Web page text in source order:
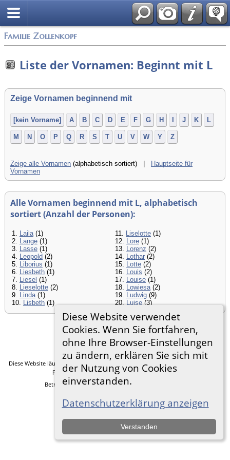
Familie Zollenkopf
Diese Website verwendet
Cookies. Wenn Sie fortfahren,
ohne Ihre Browser-Einstellungen
zu ändern, erklären Sie sich mit
der Nutzung von Cookies
einverstanden.
Datenschutzerklärung anzeigen
Verstanden
Liste der Vornamen: Beginnt mit L
Zeige Vornamen beginnend mit
[kein Vorname] A B C D E F G H I J K L
M N O P Q R S T U V W Y Z
Zeige alle Vornamen (alphabetisch sortiert) |
Hauptseite für
Vornamen
Alle Vornamen beginnend mit L, alphabetisch
sortiert (Anzahl der Personen):
1. Laila(1)
2. Lange (1)
3. Lasse (1)
4. Leopold (2)
5. Liborius (1)
6. Liesbeth (1)
7. Liesel (1)
8. Lieselotte (2)
9. Linda(1)
10. Lisbeth (1)
11. Liselotte (1)
12. Lore (1)
13. Lorenz (2)
14. Lothar (2)
15. Lotte (2)
16. Louis (2)
17. Louise (1)
18. Lowiesa(2)
19. Ludwig (9)
20.Luise(3)
Zur Desktop-Webseite wechseln
Diese Website läuft mit The Next Generation of Genealogy Sitebuilding
programmiert von Darrin Lythgoe © 2001-2026.
Betreut vonFrank Heimann . | Datenschutzerklärung